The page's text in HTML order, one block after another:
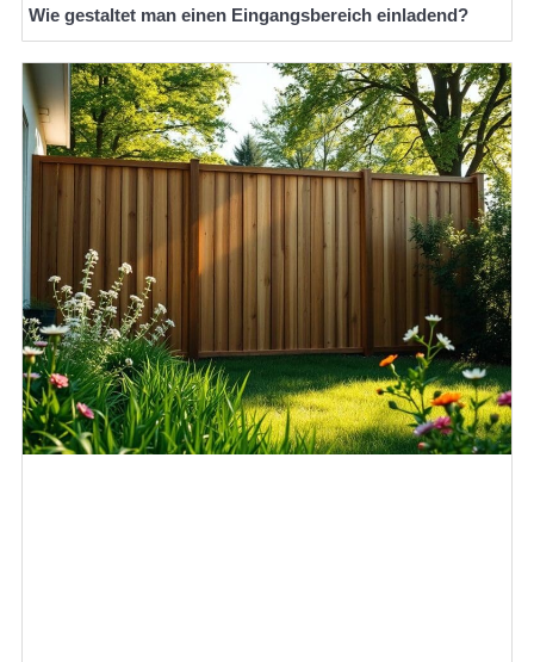
Wie gestaltet man einen Eingangsbereich einladend?